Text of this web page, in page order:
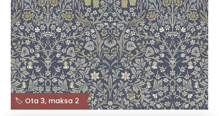
🏷️ Ota 3, maksa 2